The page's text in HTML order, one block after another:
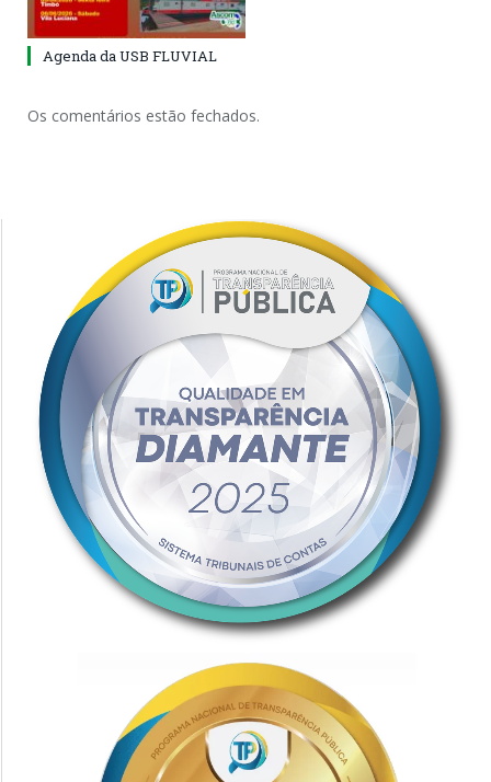
Agenda da USB FLUVIAL
Os comentários estão fechados.